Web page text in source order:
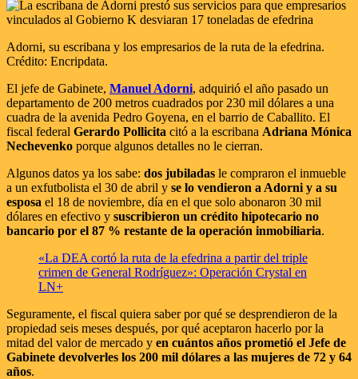
Adorni, su escribana y los empresarios de la ruta de la efedrina.
Crédito: Encripdata.
El jefe de Gabinete, Manuel Adorni, adquirió el año pasado un
departamento de 200 metros cuadrados por 230 mil dólares a una
cuadra de la avenida Pedro Goyena, en el barrio de Caballito. El
fiscal federal Gerardo Pollicita citó a la escribana Adriana Mónica
Nechevenko porque algunos detalles no le cierran.
Algunos datos ya los sabe: dos jubiladas le compraron el inmueble
a un exfutbolista el 30 de abril y se lo vendieron a Adorni y a su
esposa el 18 de noviembre, día en el que solo abonaron 30 mil
dólares en efectivo y suscribieron un crédito hipotecario no
bancario por el 87 % restante de la operación inmobiliaria.
«La DEA cortó la ruta de la efedrina a partir del triple
crimen de General Rodríguez»: Operación Crystal en
LN+
Seguramente, el fiscal quiera saber por qué se desprendieron de la
propiedad seis meses después, por qué aceptaron hacerlo por la
mitad del valor de mercado y en cuántos años prometió el Jefe de
Gabinete devolverles los 200 mil dólares a las mujeres de 72 y 64
años.